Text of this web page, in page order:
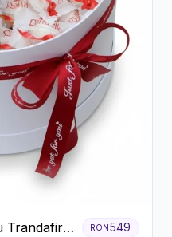
Trandafiri
RON549